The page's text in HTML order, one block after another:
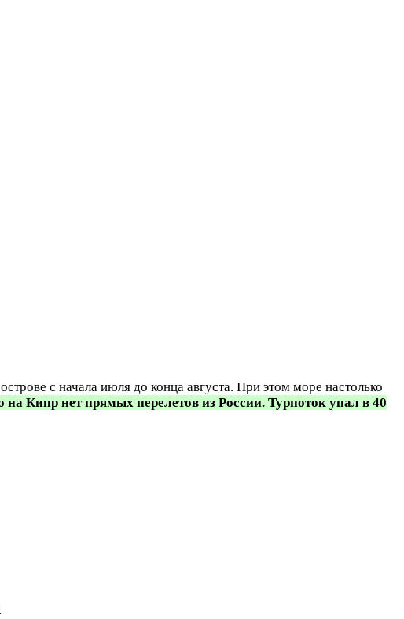
с начала июля до конца августа. При этом море настолько
на Кипр нет прямых перелетов из России. Турпоток упал в 40